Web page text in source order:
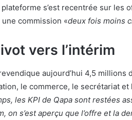
plateforme s’est recentrée sur les
commission «deux fois moins
vers l’intérim
aujourd’hui 4,5 millions
le commerce, le secrétariat et
les KPI de Qapa sont restées
on s’est aperçu que l’offre et la